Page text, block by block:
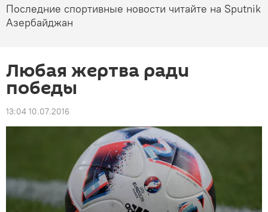
Последние спортивные новости читайте на Sputnik
Азербайджан
Любая жертва ради
победы
13:04 10.07.2016